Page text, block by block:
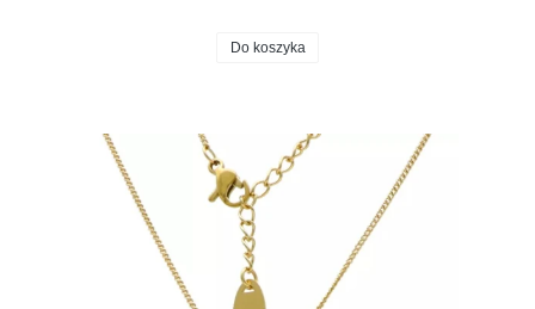
Do koszyka